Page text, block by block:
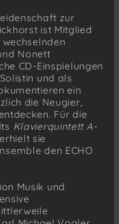
zur
ist Mitglied
Nonett
CD-Einspielungen
und als
ein
die Neugier,
Für die
Klavierquintett A-
sie
den ECHO
Musik und